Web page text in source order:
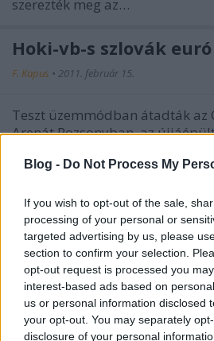
Blog - Do Not Process My
If you wish to opt-out of the sale,
processing of your personal or
targeted advertising by us, please
section to confirm your selection.
opt-out request is processed you
interest-based ads based on
us or personal information disclosed
your opt-out. You may separately
disclosure of your personal
szerezték meg az…
Hoki-vb-s szlovák euró
F. Kapus • 2011. február 15.
Teszt üzemmódban átadták az
Arenát Pozsonyban, az
férőhelyére a hét végi Slovakia
kétezer szerencsést engedtek
csoportos világbajnokságra,…
A szlovákok már az
készülnek
2009. július 14.